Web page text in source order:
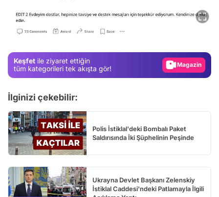
Keşfet ile ziyaret ettiğin
tüm kategorileri tek akışta gör!
Video
Magazin
İlginizi çekebilir:
Polis İstiklal'deki Bombalı Paket
Saldırısında İki Şüphelinin Peşinde
Ukrayna Devlet Başkanı Zelenskiy
İstiklal Caddesi'ndeki Patlamayla İlgili